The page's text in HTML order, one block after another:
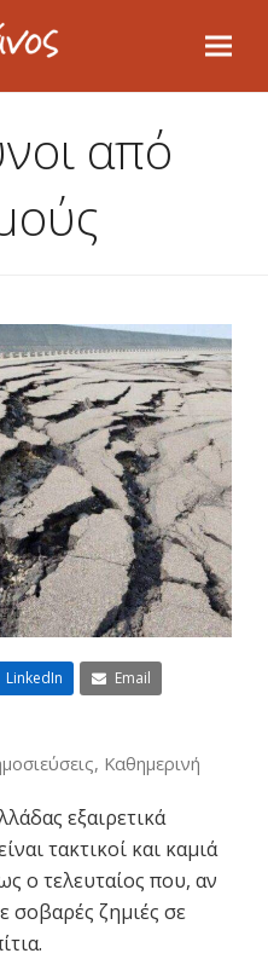
από
LinkedIn Email
, Καθημερινή
εξαιρετικά
τακτικοί και καμιά
ο τελευταίος που, αν
σοβαρές ζημιές σε